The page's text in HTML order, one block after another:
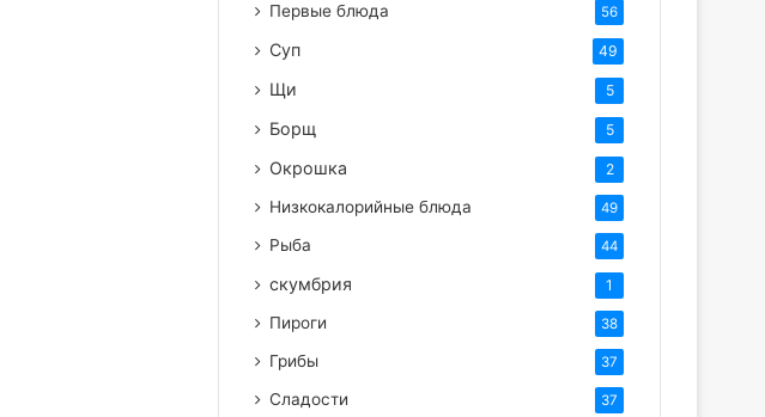
Первые блюда 56
Суп 49
Щи 5
Борщ 5
Окрошка 2
Низкокалорийные блюда 49
Рыба 44
скумбрия 1
Пироги 38
Грибы 37
Сладости 37